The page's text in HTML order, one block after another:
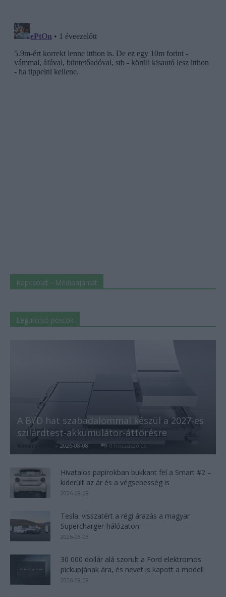
Kapcsolat - Médiaajánlat
Legutolsó postok
A BYD hat szabadalommal készül a 2027-es
szilárdtest-akkumulátor-áttörésre
- 2026-08-08 0 hozzászólás
Hivatalos papírokban bukkant fel a Smart #2 –
kiderült az ár és a végsebesség is
2026-08-08
Tesla: visszatért a régi árazás a magyar
Supercharger-hálózaton
2026-08-08
30 000 dollár alá szorult a Ford elektromos
pickupjának ára, és nevet is kapott a modell
2026-08-08